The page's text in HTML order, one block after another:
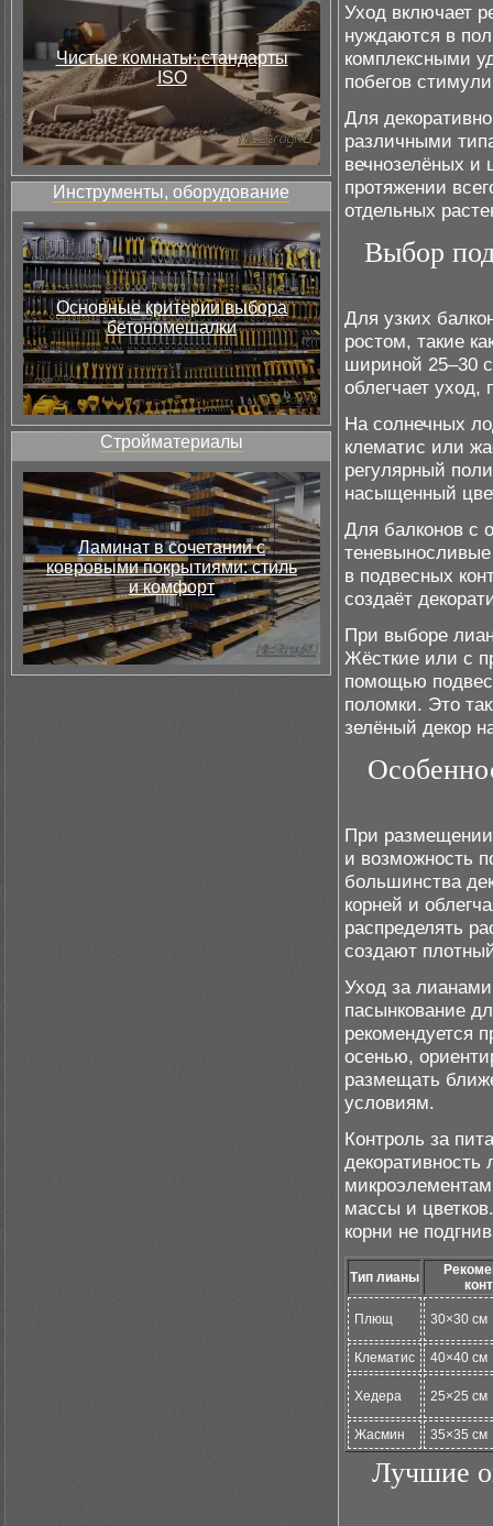
Чистые комнаты: стандарты
ISO
Инструменты, оборудование
Основные критерии выбора
бетономешалки
Стройматериалы
Ламинат в сочетании с
ковровыми покрытиями: стиль
и комфорт
Уход включает
нуждаются в
комплексными
побегов
Для
различными
вечнозелёных и
протяжении
отдельных
Выбор
Для узких
ростом, такие
шириной 25–30
облегчает уход,
На солнечных
клематис или
регулярный
насыщенный
Для балконов с
в подвесных
создаёт
При выборе
Жёсткие или с
помощью
поломки. Это
зелёный декор
При размещении
и возможность
большинства
корней и
распределять
создают
Уход за
пасынкование
рекомендуется
осенью,
размещать
условиям.
Контроль за
декоративность
массы и
корни не
Тип лианы
Плющ 30×30 см
Клематис 40×40 см
Хедера 25×25 см
Жасмин 35×35 см
Лучшие